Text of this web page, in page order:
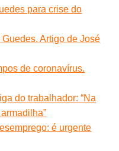
para crise do
Artigo de José
de coronavírus.
do trabalhador: “Na
é urgente